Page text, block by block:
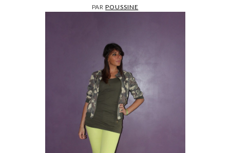
PARPOUSSINE